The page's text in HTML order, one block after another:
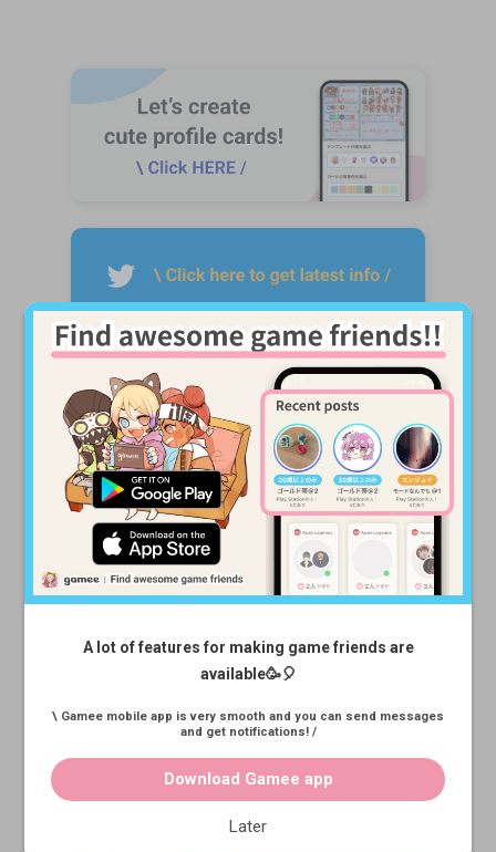
A lot of features for making game friends are
available🥳🎈
\ Gamee mobile app is very smooth and you can send messages
and get notifications! /
Download Gamee app
Later
Gameeのアプリ版をチェック🥳 /